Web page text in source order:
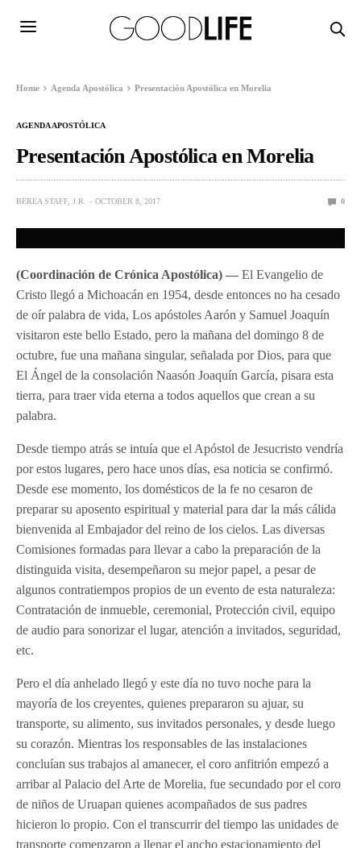
Home Agenda Apostólica Presentación Apostólica en Morelia
AGENDA APOSTÓLICA
Presentación Apostólica en Morelia
BEREA STAFF, J.R. OCTOBER 8, 2017 0
(Coordinación de Crónica Apostólica) — El Evangelio de
Cristo llegó a Michoacán en 1954, desde entonces no ha cesado
de oír palabra de vida, Los apóstoles Aarón y Samuel Joaquín
visitaron este bello Estado, pero la mañana del domingo 8 de
octubre, fue una mañana singular, señalada por Dios, para que
El Ángel de la consolación Naasón Joaquín García, pisara esta
tierra, para traer vida eterna a todos aquellos que crean a su
palabra.
Desde tiempo atrás se intuía que el Apóstol de Jesucristo vendría
por estos lugares, pero hace unos días, esa noticia se confirmó.
Desde ese momento, los domésticos de la fe no cesaron de
preparar su aposento espiritual y material para dar la más cálida
bienvenida al Embajador del reino de los cielos. Las diversas
Comisiones formadas para llevar a cabo la preparación de la
distinguida visita, desempeñaron su mejor papel, a pesar de
algunos contratiempos propios de un evento de esta naturaleza:
Contratación de inmueble, ceremonial, Protección civil, equipo
de audio para sonorizar el lugar, atención a invitados, seguridad,
etc.
Pero el día anhelado llegó y este día no tuvo noche para la
mayoría de los creyentes, quienes prepararon su ajuar, su
transporte, su alimento, sus invitados personales, y desde luego
su corazón. Mientras los responsables de las instalaciones
concluían sus trabajos al amanecer, el coro anfitrión empezó a
arribar al Palacio del Arte de Morelia, fue secundado por el coro
de niños de Uruapan quienes acompañados de sus padres
hicieron lo propio. Con el transcurrir del tiempo las unidades de
transporte comenzaron a llenar el ancho estacionamiento del